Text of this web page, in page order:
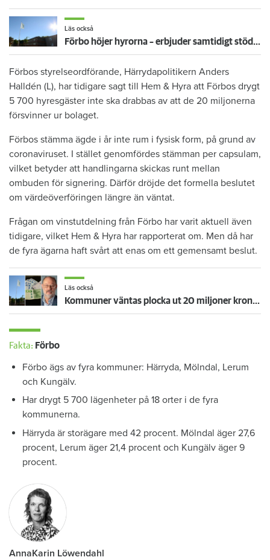
Läs också
Förbo höjer hyrorna – erbjuder samtidigt stöd vid coronakris
Förbos styrelseordförande, Härrydapolitikern Anders
Halldén (L), har tidigare sagt till Hem & Hyra att Förbos drygt
5 700 hyresgäster inte ska drabbas av att de 20 miljonerna
försvinner ur bolaget.
Förbos stämma ägde i år inte rum i fysisk form, på grund av
coronaviruset. I stället genomfördes stämman per capsulam,
vilket betyder att handlingarna skickas runt mellan
ombuden för signering. Därför dröjde det formella beslutet
om värdeöverföringen längre än väntat.
Frågan om vinstutdelning från Förbo har varit aktuell även
tidigare, vilket Hem & Hyra har rapporterat om. Men då har
de fyra ägarna haft svårt att enas om ett gemensamt beslut.
Läs också
Kommuner väntas plocka ut 20 miljoner kronor ur Förbo
Fakta: Förbo
Förbo ägs av fyra kommuner: Härryda, Mölndal, Lerum
och Kungälv.
Har drygt 5 700 lägenheter på 18 orter i de fyra
kommunerna.
Härryda är storägare med 42 procent. Mölndal äger 27,6
procent, Lerum äger 21,4 procent och Kungälv äger 9
procent.
AnnaKarin Löwendahl